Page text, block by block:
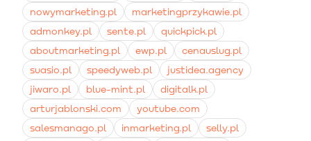
nowymarketing.pl
marketingprzykawie.pl
admonkey.pl
sente.pl
quickpick.pl
aboutmarketing.pl
ewp.pl
cenauslug.pl
suasio.pl
speedyweb.pl
justidea.agency
jiwaro.pl
blue-mint.pl
digitalk.pl
arturjablonski.com
youtube.com
salesmanago.pl
inmarketing.pl
selly.pl